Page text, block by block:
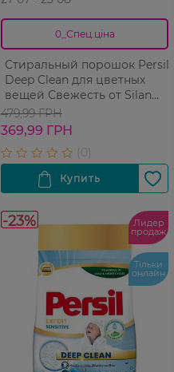
0_Спец.ціна
Стиральный порошок Persil
Deep Clean для цветных
вещей Свежесть от Silan
2700 г
479,99 ГРН
369,99 ГРН
-23% Лидер
продаж
Тільки
онлайн